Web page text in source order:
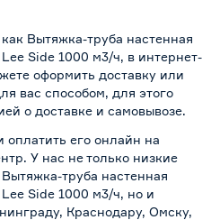
Вытяжка-труба настенная
Side 1000 м3/ч, в интернет-
оформить доставку или
вас способом, для этого
о доставке и самовывозе.
оплатить его онлайн на
У нас не только низкие
труба настенная
Side 1000 м3/ч, но и
Краснодару, Омску,